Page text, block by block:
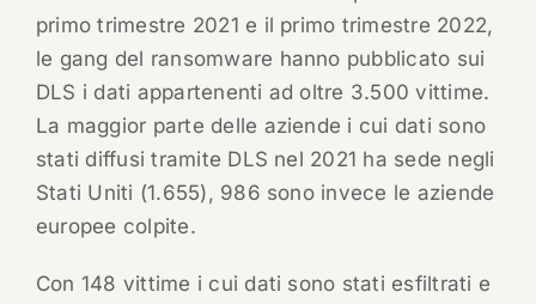
primo trimestre 2021 e il primo trimestre 2022,
le gang del ransomware hanno pubblicato sui
DLS i dati appartenenti ad oltre 3.500 vittime.
La maggior parte delle aziende i cui dati sono
stati diffusi tramite DLS nel 2021 ha sede negli
Stati Uniti (1.655), 986 sono invece le aziende
europee colpite.
Con 148 vittime i cui dati sono stati esfiltrati e